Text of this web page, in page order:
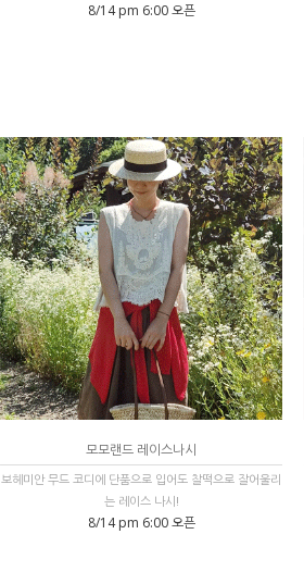
8/14 pm 6:00 오픈
모모랜드 레이스나시
보헤미안 무드 코디에 단품으로 입어도 찰떡으로 잘어울리
는 레이스 나시!
8/14 pm 6:00 오픈